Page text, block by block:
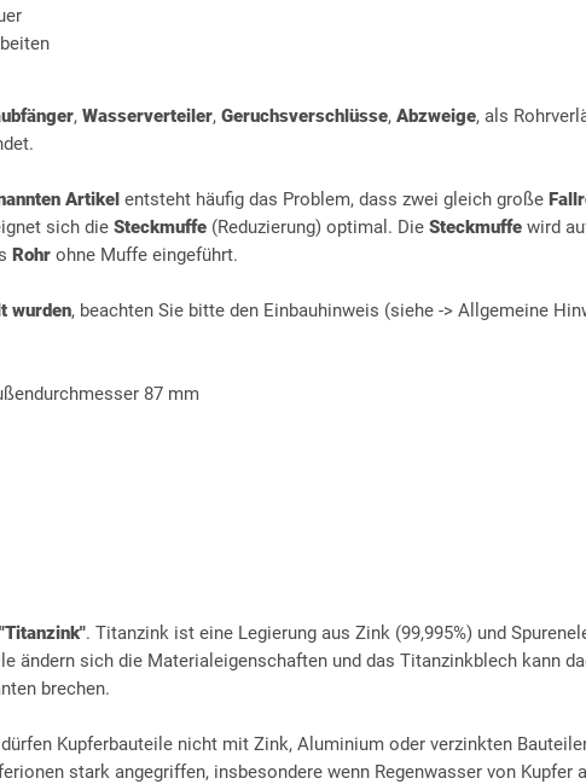
, Wasserverteiler, Geruchsverschlüsse, Abzweige, als
Artikel entsteht häufig das Problem, dass zwei gleich große
sich die Steckmuffe (Reduzierung) optimal. Die Steckmuffe wird
Rohr ohne Muffe eingeführt.
wurden, beachten Sie bitte den Einbauhinweis (siehe -> Allgemeine
87 mm
"Titanzink". Titanzink ist eine Legierung aus Zink (99,995%) und
ändern sich die Materialeigenschaften und das Titanzinkblech kann
brechen.
dürfen Kupferbauteile nicht mit Zink, Aluminium oder verzinkten
stark angegriffen, insbesondere wenn Regenwasser von Kupfer